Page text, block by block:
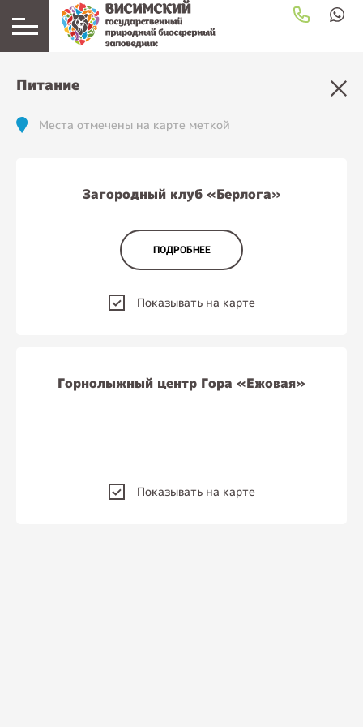
Питание
Места отмечены на карте меткой
Загородный клуб «Берлога»
ПОДРОБНЕЕ
Показывать на карте
Горнолыжный центр Гора «Ежовая»
Показывать на карте